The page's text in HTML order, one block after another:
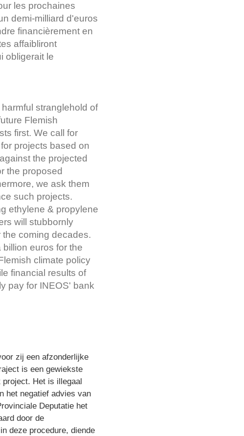
les prochaines
demi-milliard d'euros
financièrement en
affaibliront
obligerait le
stranglehold of
Flemish
first. We call for
projects based on
the projected
the proposed
we ask them
such projects.
ethylene & propylene
will stubbornly
the coming decades.
euros for the
climate policy
financial results of
pay for INEOS' bank
zij een afzonderlijke
is een gewiekste
Het is illegaal
het negatief advies van
Deputatie het
door de
deze procedure, diende